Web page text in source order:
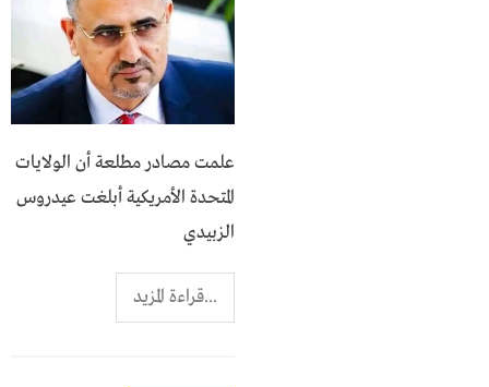
علمت مصادر مطلعة أن الولايات
المتحدة الأمريكية أبلغت عيدروس
الزبيدي
...قراءة المزيد